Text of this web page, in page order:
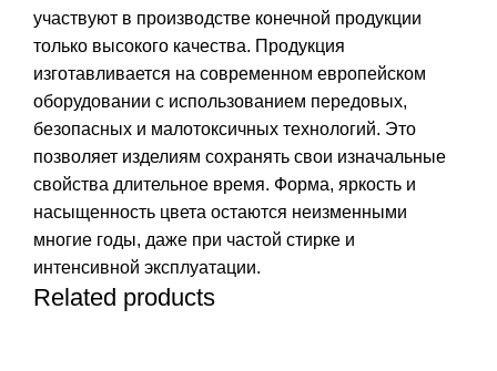
участвуют в производстве конечной продукции
только высокого качества. Продукция
изготавливается на современном европейском
оборудовании с использованием передовых,
безопасных и малотоксичных технологий. Это
позволяет изделиям сохранять свои изначальные
свойства длительное время. Форма, яркость и
насыщенность цвета остаются неизменными
многие годы, даже при частой стирке и
интенсивной эксплуатации.
Related products